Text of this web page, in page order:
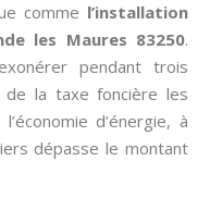
comme l’installation
les Maures 83250.
pendant trois
la taxe foncière les
d’énergie, à
dépasse le montant